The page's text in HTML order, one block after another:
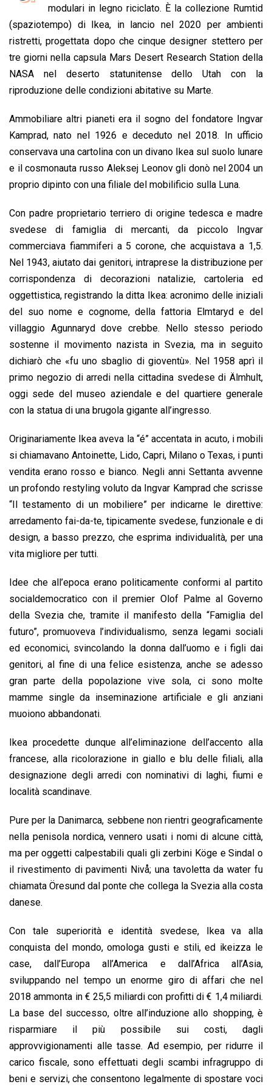
o
o
k
s
A
p
p
e
d
n
a
s
l
L
i
n
k
modulari in legno riciclato. È la collezione Rumtid
(spaziotempo) di Ikea, in lancio nel 2020 per ambienti
ristretti, progettata dopo che cinque designer stettero per
tre giorni nella capsula Mars Desert Research Station della
NASA nel deserto statunitense dello Utah con la
riproduzione delle condizioni abitative su Marte.
Ammobiliare altri pianeti era il sogno del fondatore Ingvar
Kamprad, nato nel 1926 e deceduto nel 2018. In ufficio
conservava una cartolina con un divano Ikea sul suolo lunare
e il cosmonauta russo Aleksej Leonov gli donò nel 2004 un
proprio dipinto con una filiale del mobilificio sulla Luna.
Con padre proprietario terriero di origine tedesca e madre
svedese di famiglia di mercanti, da piccolo Ingvar
commerciava fiammiferi a 5 corone, che acquistava a 1,5.
Nel 1943, aiutato dai genitori, intraprese la distribuzione per
corrispondenza di decorazioni natalizie, cartoleria ed
oggettistica, registrando la ditta Ikea: acronimo delle iniziali
del suo nome e cognome, della fattoria Elmtaryd e del
villaggio Agunnaryd dove crebbe. Nello stesso periodo
sostenne il movimento nazista in Svezia, ma in seguito
dichiarò che «fu uno sbaglio di gioventù». Nel 1958 aprì il
primo negozio di arredi nella cittadina svedese di Älmhult,
oggi sede del museo aziendale e del quartiere generale
con la statua di una brugola gigante all’ingresso.
Originariamente Ikea aveva la “é” accentata in acuto, i mobili
si chiamavano Antoinette, Lido, Capri, Milano o Texas, i punti
vendita erano rosso e bianco. Negli anni Settanta avvenne
un profondo restyling voluto da Ingvar Kamprad che scrisse
“Il testamento di un mobiliere” per indicarne le direttive:
arredamento fai-da-te, tipicamente svedese, funzionale e di
design, a basso prezzo, che esprima individualità, per una
vita migliore per tutti.
Idee che all’epoca erano politicamente conformi al partito
socialdemocratico con il premier Olof Palme al Governo
della Svezia che, tramite il manifesto della “Famiglia del
futuro”, promuoveva l’individualismo, senza legami sociali
ed economici, svincolando la donna dall’uomo e i figli dai
genitori, al fine di una felice esistenza, anche se adesso
gran parte della popolazione vive sola, ci sono molte
mamme single da inseminazione artificiale e gli anziani
muoiono abbandonati.
Ikea procedette dunque all’eliminazione dell’accento alla
francese, alla ricolorazione in giallo e blu delle filiali, alla
designazione degli arredi con nominativi di laghi, fiumi e
località scandinave.
Pure per la Danimarca, sebbene non rientri geograficamente
nella penisola nordica, vennero usati i nomi di alcune città,
ma per oggetti calpestabili quali gli zerbini Köge e Sindal o
il rivestimento di pavimenti Nivå; una tavoletta da water fu
chiamata Öresund dal ponte che collega la Svezia alla costa
danese.
Con tale superiorità e identità svedese, Ikea va alla
conquista del mondo, omologa gusti e stili, ed ikeizza le
case, dall’Europa all’America e dall’Africa all’Asia,
sviluppando nel tempo un enorme giro di affari che nel
2018 ammonta in € 25,5 miliardi con profitti di € 1,4 miliardi.
La base del successo, oltre all’induzione allo shopping, è
risparmiare il più possibile sui costi, dagli
approvvigionamenti alle tasse. Ad esempio, per ridurre il
carico fiscale, sono effettuati degli scambi infragruppo di
beni e servizi, che consentono legalmente di spostare voci